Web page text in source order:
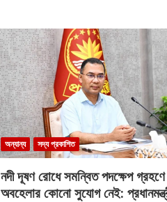
অন্যান্য সদ্য প্রকাশিত
নদী দূষণ রোধে সমন্বিত পদক্ষেপ গ্রহণে
অবহেলার কোনো সুযোগ নেই: